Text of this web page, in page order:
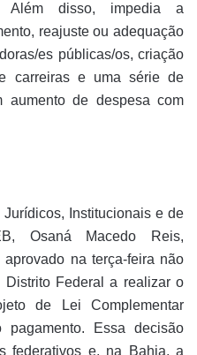
Além disso, impedia a
reajuste ou adequação
es públicas/os, criação
carreiras e uma série de
aumento de despesa com
Institucionais e de
Osaná Macedo Reis,
na terça-feira não
Federal a realizar o
de Lei Complementar
Essa decisão
federativos e, na Bahia, a